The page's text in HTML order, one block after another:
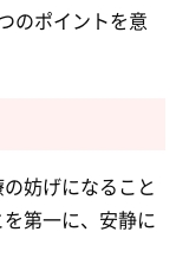
のポイントを意
妨げになること
第一に、安静に